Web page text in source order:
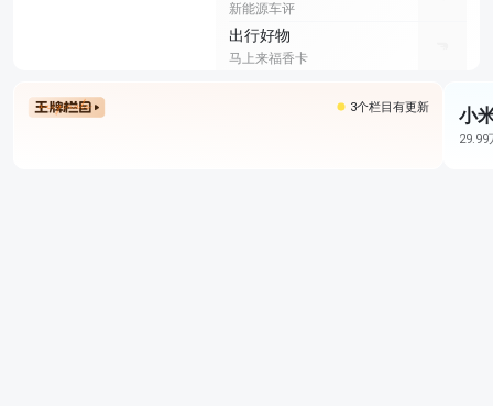
新能源车评
出行好物
马上来福香卡
3个栏目有更新 小
29.99